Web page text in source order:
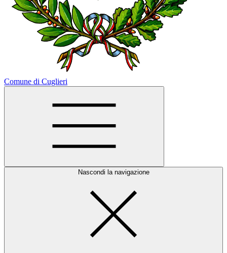
Comune di Cuglieri
Nascondi la navigazione